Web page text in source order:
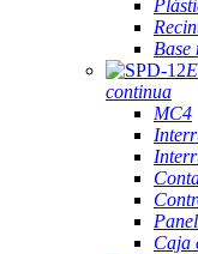
Base
continua
MC4
Caja